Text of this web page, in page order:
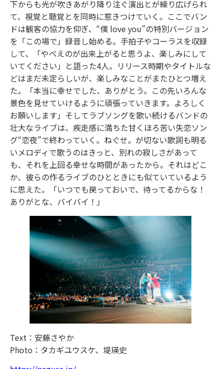
下からも光が吹きあがり降り注ぐ演出とが繰り広げられ
て、視覚と聴覚とを同時に惹きつけていく。ここでバン
ドは観客の協力を仰ぎ、“僕 love you”の特別バージョン
を「この場で」録音し始める。手拍子やコーラスを収録
して、「やべえのが出来上がると思うよ、楽しみにして
いてください」と語った4人。リリース時期やタイトルな
どはまだ未定らしいが、楽しみなことがまたひとつ増え
た。「本当に幸せでした、ありがとう。この先いろんな
景色を見せていけるように頑張っていきます。よろしく
お願いします」そしてラブソングを歌い続けるバンドの
壮大なライブは、疾走感に満ちた甘くほろ苦い失恋ソン
グ“恋夜”で終わっていく。ねぐせ。が切ない歌詞も明る
いメロディで歌うのはきっと、別れの寂しさがあって
も、それを上回る幸せな時間があったから。それはどこ
か、彼らの作るライブのひとときにも似ていているよう
に思えた。「いつでも戻っておいで、待ってるからな！
ありがとな、バイバイ！」
Text：安藤さやか
Photo：タカギユウスケ、堤瑛史